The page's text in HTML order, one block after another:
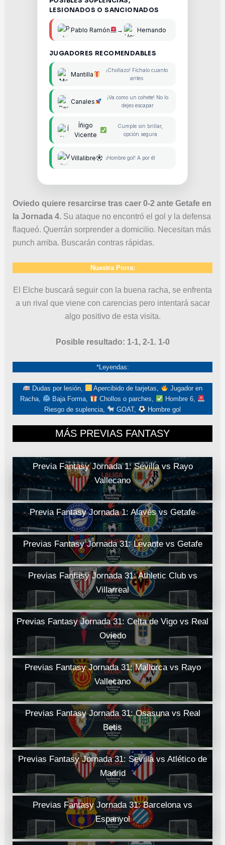
LESIONADOS O SANCIONADOS
Pablo Ramón → Hernando
JUGADORES RECOMENDABLES
Mantilla
¡Chollazo! Fíchalo cuanto
antes
Canales
¡Va como un cohete! No lo
dejes escapar
Íñigo
Vicente
Cumple sin brillar,
opción segura
Villalibre ¡Hombre gol! A por él
Oviedo quiere resarcirse tras caer 0-2 ante Getafe en
la Jornada 4. Su ataque no encontró el gol y la defensa
flaqueó. Querrán sorprender a domicilio. Necesitan más
punch arriba. Buscarán contras rápidas.
Nuestra Porra:
El Elche buscará seguir con la buena racha, se enfrenta
a un rival que viene con carencias pero intentará sacar
algo positivo de esta visita.
Posible resultado: 1-1, 2-1. 1-0
*Leyendas:
Dudas por lesión, Apercibido de tarjetas,
Jugador en
Racha,
Baja Forma, Chollos o parches,
Hombre 6,
Riesgo de suplencia,
GOAT, Hombre gol
MÁS PREVIAS FANTASY
Previa Fantasy Jornada 1: Sevilla vs Rayo
Vallecano
Previa Fantasy Jornada 1: Alavés vs Getafe
Previas Fantasy Jornada 31: Levante vs Getafe
Previas Fantasy Jornada 31: Athletic Club vs
Villarreal
Previas Fantasy Jornada 31: Celta de Vigo vs Real
Oviedo
Previas Fantasy Jornada 31: Mallorca vs Rayo
Vallecano
Previas Fantasy Jornada 31: Osasuna vs Real
Betis
Previas Fantasy Jornada 31: Sevilla vs Atlético de
Madrid
Previas Fantasy Jornada 31: Barcelona vs
Espanyol